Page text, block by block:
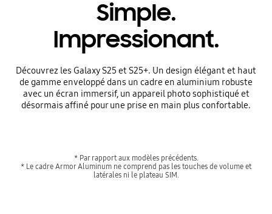
Simple.
Impressionant.
Découvrez les Galaxy S25 et S25+. Un design élégant et haut
de gamme enveloppé dans un cadre en aluminium robuste
avec un écran immersif, un appareil photo sophistiqué et
désormais affiné pour une prise en main plus confortable.
* Par rapport aux modèles précédents.
* Le cadre Armor Aluminum ne comprend pas les touches de volume et
latérales ni le plateau SIM.